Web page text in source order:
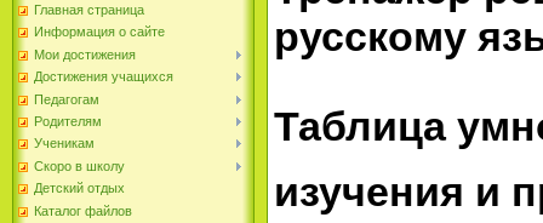
Главная страница
Информация о сайте
Мои достижения
Достижения учащихся
Педагогам
Родителям
Ученикам
Скоро в школу
Детский отдых
Каталог файлов
русскому
Таблица
изучения и